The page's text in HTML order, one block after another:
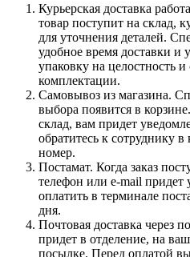
Курьерская доставка
товар поступит на склад,
для уточнения деталей.
удобное время доставки и
упаковку на целостность и
комплектации.
Самовывоз из магазина.
выбора появится в
склад, вам придет
обратитесь к сотруднику в
номер.
Постамат. Когда заказ
телефон или e-mail
оплатить в терминале
дня.
Почтовая доставка через
придет в отделение, на
посылке. Перед оплатой